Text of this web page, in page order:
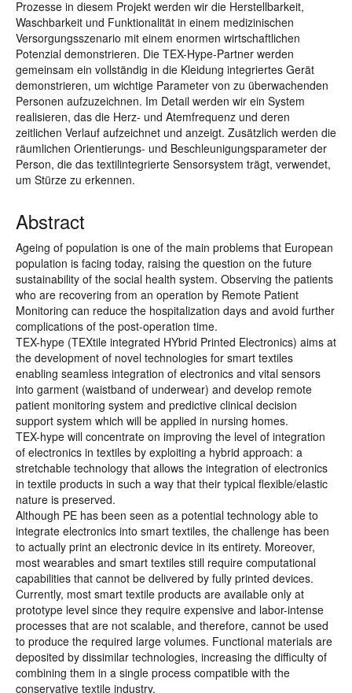
Prozesse in diesem Projekt werden wir die Herstellbarkeit,
Waschbarkeit und Funktionalität in einem medizinischen
Versorgungsszenario mit einem enormen wirtschaftlichen
Potenzial demonstrieren. Die TEX-Hype-Partner werden
gemeinsam ein vollständig in die Kleidung integriertes Gerät
demonstrieren, um wichtige Parameter von zu überwachenden
Personen aufzuzeichnen. Im Detail werden wir ein System
realisieren, das die Herz- und Atemfrequenz und deren
zeitlichen Verlauf aufzeichnet und anzeigt. Zusätzlich werden die
räumlichen Orientierungs- und Beschleunigungsparameter der
Person, die das textilintegrierte Sensorsystem trägt, verwendet,
um Stürze zu erkennen.
Abstract
Ageing of population is one of the main problems that European
population is facing today, raising the question on the future
sustainability of the social health system. Observing the patients
who are recovering from an operation by Remote Patient
Monitoring can reduce the hospitalization days and avoid further
complications of the post-operation time.
TEX-hype (TEXtile integrated HYbrid Printed Electronics) aims at
the development of novel technologies for smart textiles
enabling seamless integration of electronics and vital sensors
into garment (waistband of underwear) and develop remote
patient monitoring system and predictive clinical decision
support system which will be applied in nursing homes.
TEX-hype will concentrate on improving the level of integration
of electronics in textiles by exploiting a hybrid approach: a
stretchable technology that allows the integration of electronics
in textile products in such a way that their typical flexible/elastic
nature is preserved.
Although PE has been seen as a potential technology able to
integrate electronics into smart textiles, the challenge has been
to actually print an electronic device in its entirety. Moreover,
most wearables and smart textiles still require computational
capabilities that cannot be delivered by fully printed devices.
Currently, most smart textile products are available only at
prototype level since they require expensive and labor-intense
processes that are not scalable, and therefore, cannot be used
to produce the required large volumes. Functional materials are
deposited by dissimilar technologies, increasing the difficulty of
combining them in a single process compatible with the
conservative textile industry.